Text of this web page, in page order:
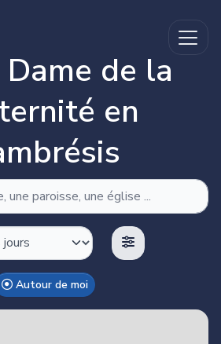
de la
en
Autour de moi
to load map: File -> Trust